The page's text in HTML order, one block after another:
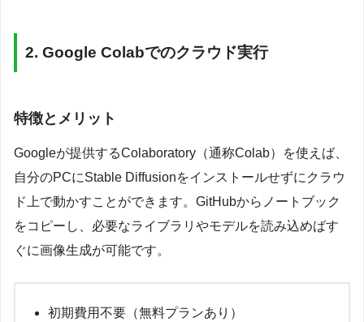
2. Google Colabでのクラウド実行
特徴とメリット
Googleが提供するColaboratory（通称Colab）を使えば、
自分のPCにStable Diffusionをインストールせずにクラウ
ド上で動かすことができます。GitHubからノートブック
をコピーし、必要なライブラリやモデルを読み込めばす
ぐに画像生成が可能です。
初期費用不要（無料プランあり）